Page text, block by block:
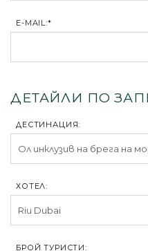
E-MAIL:*
ДЕТАЙЛИ ПО
ДЕСТИНАЦИЯ:
ХОТЕЛ:
БРОЙ ТУРИСТИ: